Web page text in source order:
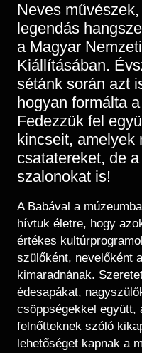
Neves
legendás
a Magyar
Kiállításában.
sétánk során azt
hogyan formálta
Fedezzük fel
kincseit, amelyek
csatatereket, de
szalonokat is!
A Babával a
hívtuk életre, hogy
értékes
szülőként, nevelőként
kimaradnának.
édesapákat,
csöppségekkel együtt,
felnőtteknek szóló
lehetőséget kapnak a